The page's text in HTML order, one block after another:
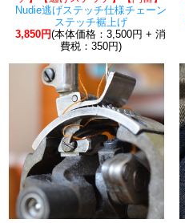
Nudie逃げステッチ仕様チェーン
ステッチ裾上げ
3,850円(本体価格：3,500円 + 消
費税：350円)